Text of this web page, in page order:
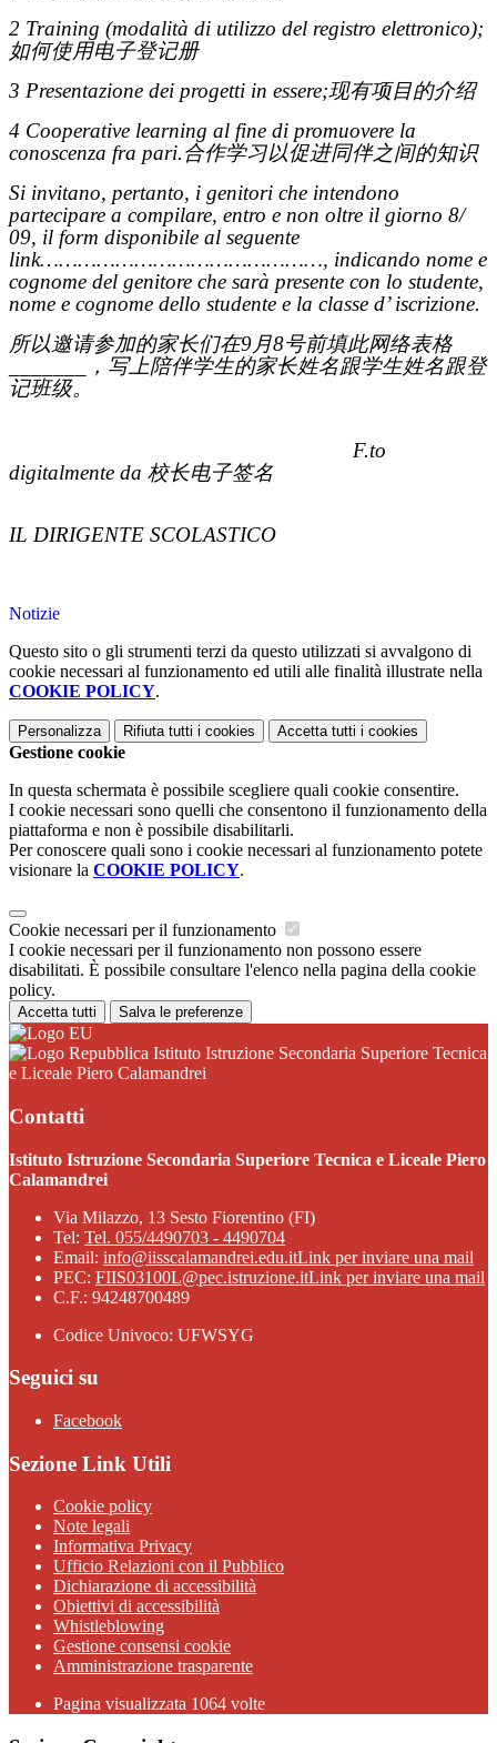
2 Training (modalità di utilizzo del registro elettronico);
如何使用电子登记册
3 Presentazione dei progetti in essere;现有项目的介绍
4 Cooperative learning al fine di promuovere la
conoscenza fra pari.合作学习以促进同伴之间的知识
Si invitano, pertanto, i genitori che intendono
partecipare a compilare, entro e non oltre il giorno 8/
09, il form disponibile al seguente
link………………………………………, indicando nome e
cognome del genitore che sarà presente con lo studente,
nome e cognome dello studente e la classe d’ iscrizione.
所以邀请参加的家长们在9月8号前填此网络表格
_______，写上陪伴学生的家长姓名跟学生姓名跟登
记班级。
F.to
digitalmente da 校长电子签名
IL DIRIGENTE SCOLASTICO
Notizie
Questo sito o gli strumenti terzi da questo utilizzati si avvalgono di
cookie necessari al funzionamento ed utili alle finalità illustrate nella
COOKIE POLICY.
Personalizza Rifiuta tutti i cookies Accetta tutti i cookies
Gestione cookie
In questa schermata è possibile scegliere quali cookie consentire.
I cookie necessari sono quelli che consentono il funzionamento della
piattaforma e non è possibile disabilitarli.
Per conoscere quali sono i cookie necessari al funzionamento potete
visionare la COOKIE POLICY.
Cookie necessari per il funzionamento
I cookie necessari per il funzionamento non possono essere
disabilitati. È possibile consultare l'elenco nella pagina della cookie
policy.
Accetta tutti Salva le preferenze
Istituto Istruzione Secondaria Superiore Tecnica
e Liceale Piero Calamandrei
Contatti
Istituto Istruzione Secondaria Superiore Tecnica e Liceale Piero
Calamandrei
Via Milazzo, 13 Sesto Fiorentino (FI)
Tel: Tel. 055/4490703 - 4490704
Email: info@iisscalamandrei.edu.itLink per inviare una mail
PEC: FIIS03100L@pec.istruzione.itLink per inviare una mail
C.F.: 94248700489
Codice Univoco: UFWSYG
Seguici su
Facebook
Sezione Link Utili
Cookie policy
Note legali
Informativa Privacy
Ufficio Relazioni con il Pubblico
Dichiarazione di accessibilità
Obiettivi di accessibilità
Whistleblowing
Gestione consensi cookie
Amministrazione trasparente
Pagina visualizzata 1064 volte